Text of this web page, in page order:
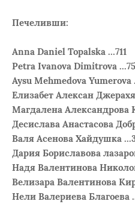
Печеливши:
Anna Daniel Topalska …711
Petra Ivanova Dimitrova
Aysu Mehmedova Yumerova
Елизабет Алексан
Магдалена Александрова
Десислава Анастасова
Валя Асенова Хайдушка
Дария Бориславова
Надя Валентинова
Велизара Валентинова
Нели Валериева Благоева